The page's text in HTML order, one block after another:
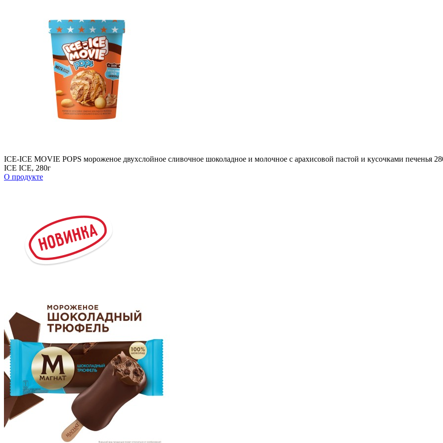
ICE-ICE MOVIE POPS мороженое двухслойное сливочное шоколадное и молочное с арахисовой пастой и кусочками печенья
ICE ICE, 280г
О продукте